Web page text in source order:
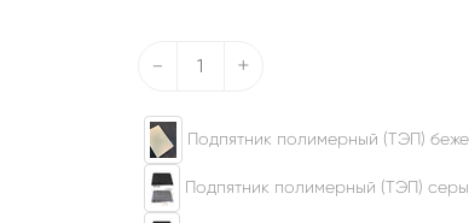
- +
Подпятник полимерный (ТЭП)
Подпятник полимерный (ТЭП)